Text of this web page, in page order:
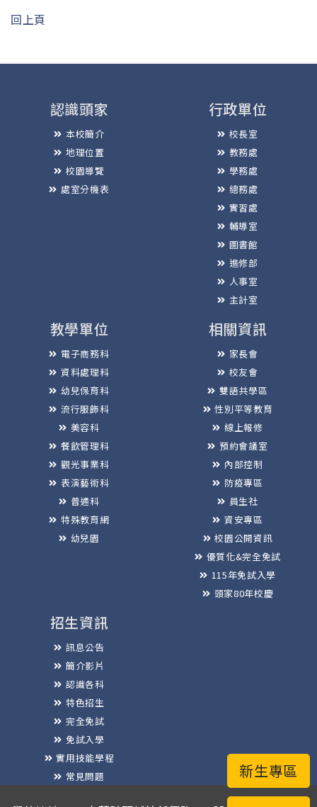
回上頁
新生專區
認識頭家
本校簡介
地理位置
校園導覽
處室分機表
行政單位
校長室
教務處
學務處
總務處
實習處
輔導室
圖書館
進修部
人事室
主計室
教學單位
電子商務科
資料處理科
幼兒保育科
流行服飾科
美容科
餐飲管理科
觀光事業科
表演藝術科
普通科
特殊教育網
幼兒園
相關資訊
家長會
校友會
雙語共學區
性別平等教育
線上報修
預約會議室
內部控制
防疫專區
員生社
資安專區
校園公開資訊
優質化&完全免試
115年免試入學
頭家80年校慶
招生資訊
訊息公告
簡介影片
認識各科
特色招生
完全免試
免試入學
實用技能學程
常見問題